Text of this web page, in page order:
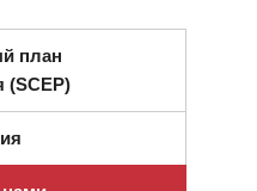
план
(SCEP)